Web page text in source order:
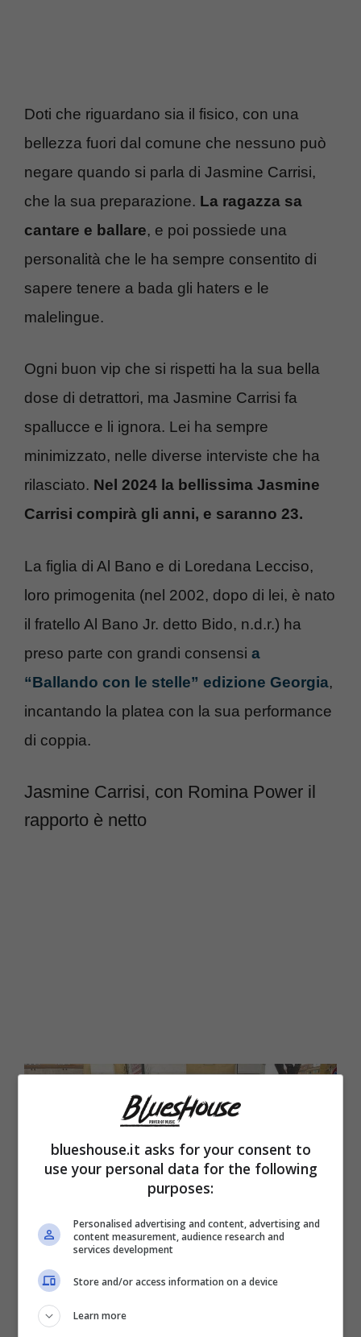
Doti che riguardano sia il fisico, con una
bellezza fuori dal comune che nessuno può
negare quando si parla di Jasmine Carrisi,
che la sua preparazione. La ragazza sa
cantare e ballare, e poi possiede una
personalità che le ha sempre consentito di
sapere tenere a bada gli haters e le
malelingue.
Ogni buon vip che si rispetti ha la sua bella
dose di detrattori, ma Jasmine Carrisi fa
spallucce e li ignora. Lei ha sempre
minimizzato, nelle diverse interviste che ha
rilasciato. Nel 2024 la bellissima Jasmine
Carrisi compirà gli anni, e saranno 23.
La figlia di Al Bano e di Loredana Lecciso,
loro primogenita (nel 2002, dopo di lei, è nato
il fratello Al Bano Jr. detto Bido, n.d.r.) ha
preso parte con grandi consensi a
“Ballando con le stelle” edizione Georgia,
incantando la platea con la sua performance
di coppia.
Jasmine Carrisi, con Romina Power il
rapporto è netto
Romina Carrisi e Jasmine Carrisi (Blueshouse.it)
A volte a Jasmine è stato chiesto
blueshouse.it asks for your consent to
use your personal data for the following
purposes:
Personalised advertising and content, advertising and
content measurement, audience research and
services development
Store and/or access information on a device
Learn more